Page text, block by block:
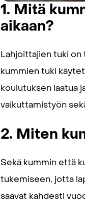
1. Mitä
aikaan?
Lahjoittajien tuki on
kummien tuki
koulutuksen laatua
vaikuttamistyön
2. Miten
Sekä kummin että
tukemiseen, jotta
saavat kahdesti